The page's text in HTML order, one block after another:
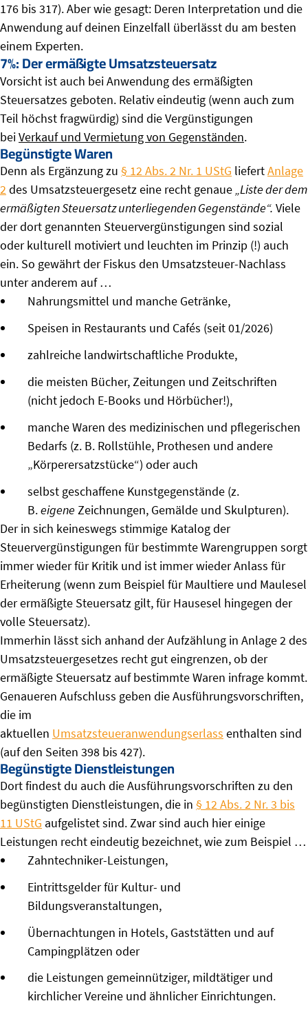
176 bis 317). Aber wie gesagt: Deren Interpretation und die
Anwendung auf deinen Einzelfall überlässt du am besten
einem Experten.
7%: Der ermäßigte Umsatzsteuersatz
Vorsicht ist auch bei Anwendung des ermäßigten
Steuersatzes geboten. Relativ eindeutig (wenn auch zum
Teil höchst fragwürdig) sind die Vergünstigungen
beiVerkauf und Vermietung von Gegenständen.
Begünstigte Waren
Denn als Ergänzung zu § 12 Abs. 2 Nr. 1 UStG liefertAnlage
2des Umsatzsteuergesetz eine recht genaue„Liste der dem
ermäßigten Steuersatz unterliegenden Gegenstände“. Viele
der dort genannten Steuervergünstigungen sind sozial
oder kulturell motiviert und leuchten im Prinzip (!) auch
ein. So gewährt der Fiskus den Umsatzsteuer-Nachlass
unter anderem auf …
Nahrungsmittel und manche Getränke,
Speisen in Restaurants und Cafés (seit 01/2026)
zahlreiche landwirtschaftliche Produkte,
die meisten Bücher, Zeitungen und Zeitschriften
(nicht jedoch E-Books und Hörbücher!),
manche Waren des medizinischen und pflegerischen
Bedarfs (z. B. Rollstühle, Prothesen und andere
„Körperersatzstücke“) oder auch
selbst geschaffene Kunstgegenstände (z.
B.eigene Zeichnungen, Gemälde und Skulpturen).
Der in sich keineswegs stimmige Katalog der
Steuervergünstigungen für bestimmte Warengruppen sorgt
immer wieder für Kritik und ist immer wieder Anlass für
Erheiterung (wenn zum Beispiel für Maultiere und Maulesel
der ermäßigte Steuersatz gilt, für Hausesel hingegen der
volle Steuersatz).
Immerhin lässt sich anhand der Aufzählung in Anlage 2 des
Umsatzsteuergesetzes recht gut eingrenzen, ob der
ermäßigte Steuersatz auf bestimmte Waren infrage kommt.
Genaueren Aufschluss geben die Ausführungsvorschriften,
die im
aktuellen Umsatzsteueranwendungserlass enthalten sind
(auf den Seiten 398 bis 427).
Begünstigte Dienstleistungen
Dort findest du auch die Ausführungsvorschriften zu den
begünstigten Dienstleistungen, die in § 12 Abs. 2 Nr. 3 bis
11 UStG aufgelistet sind. Zwar sind auch hier einige
Leistungen recht eindeutig bezeichnet, wie zum Beispiel …
Zahntechniker-Leistungen,
Eintrittsgelder für Kultur- und
Bildungsveranstaltungen,
Übernachtungen in Hotels, Gaststätten und auf
Campingplätzen oder
die Leistungen gemeinnütziger, mildtätiger und
kirchlicher Vereine und ähnlicher Einrichtungen.